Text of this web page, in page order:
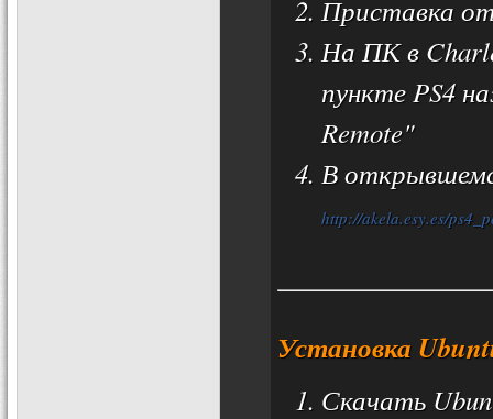
Приставка
На ПК в
пункте PS4
Remote"
В
http://akela.esy.es/
Установка
Скачать